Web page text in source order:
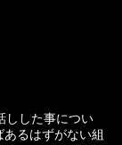
しした事につい
るはずがない組